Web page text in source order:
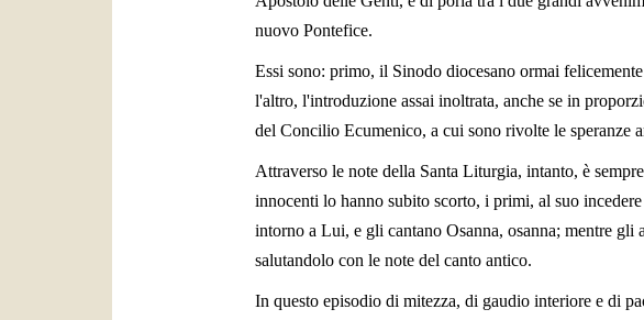
nuovo Pontefice.
Essi sono: primo, il Sinodo diocesano ormai
l'altro, l'introduzione assai inoltrata, anche se in
del Concilio Ecumenico, a cui sono rivolte le speranze
Attraverso le note della Santa Liturgia, intanto, è
innocenti lo hanno subito scorto, i primi, al suo
intorno a Lui, e gli cantano Osanna, osanna; mentre
salutandolo con le note del canto antico.
In questo episodio di mitezza, di gaudio interiore e di